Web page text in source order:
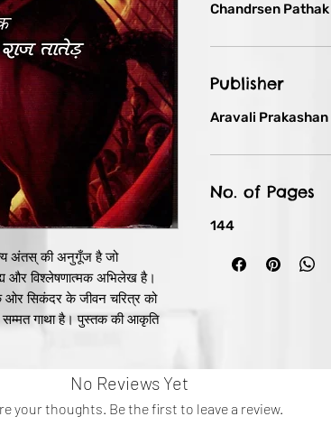
अंतस् की अनुगूँज है जो
और विश्लेषणात्मक अभिलेख है।
ओर सिकंदर के जीवन चरित्र को
सम्मत गाथा है। पुस्तक की आकृति
पड़ते हैं तब अपनी कल्पना के धागे में
पड़ता है। निस्संदेह श्री पाठक
Chandrsen Pathak
Publisher
Aravali Prakashan
No. of Pages
144
No Reviews Yet
your thoughts. Be the first to leave a review.